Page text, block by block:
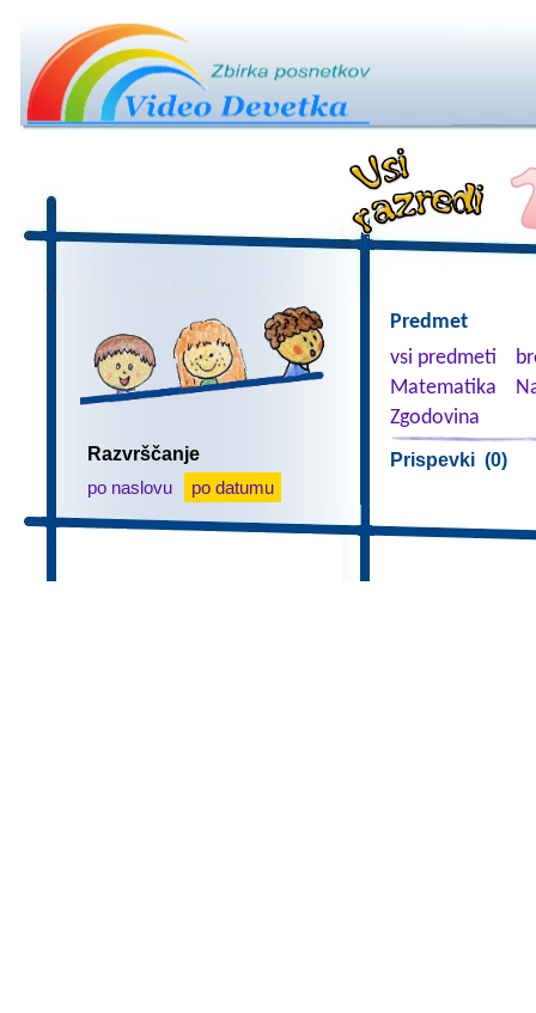
Razvrščanje
po naslovu
po datumu
Predmet
vsi predmeti
Matematika
Zgodovina
Prispevki (0)